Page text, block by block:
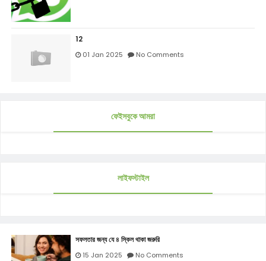
12
01 Jan 2025 No Comments
ফেইসবুকে আমরা
লাইফস্টাইল
সফলতার জন্য যে ৪ স্কিল থাকা জরুরি
15 Jan 2025 No Comments